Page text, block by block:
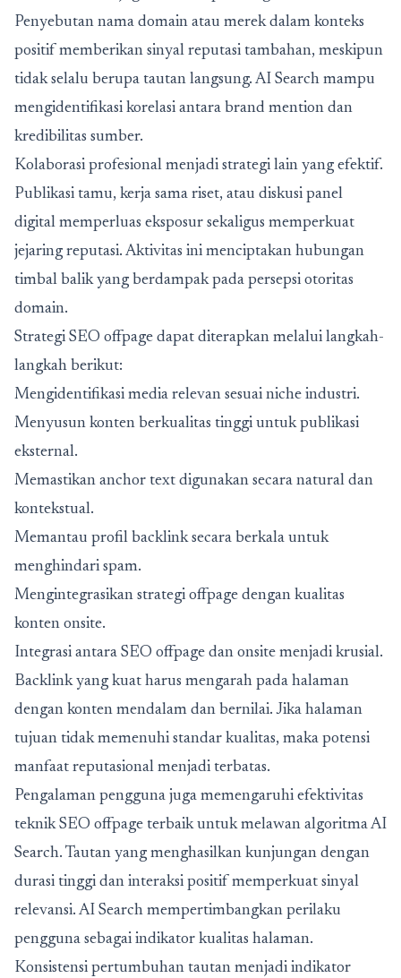
Penyebutan nama domain atau merek dalam konteks
positif memberikan sinyal reputasi tambahan, meskipun
tidak selalu berupa tautan langsung. AI Search mampu
mengidentifikasi korelasi antara brand mention dan
kredibilitas sumber.
Kolaborasi profesional menjadi strategi lain yang efektif.
Publikasi tamu, kerja sama riset, atau diskusi panel
digital memperluas eksposur sekaligus memperkuat
jejaring reputasi. Aktivitas ini menciptakan hubungan
timbal balik yang berdampak pada persepsi otoritas
domain.
Strategi SEO offpage dapat diterapkan melalui langkah-
langkah berikut:
Mengidentifikasi media relevan sesuai niche industri.
Menyusun konten berkualitas tinggi untuk publikasi
eksternal.
Memastikan anchor text digunakan secara natural dan
kontekstual.
Memantau profil backlink secara berkala untuk
menghindari spam.
Mengintegrasikan strategi offpage dengan kualitas
konten onsite.
Integrasi antara SEO offpage dan onsite menjadi krusial.
Backlink yang kuat harus mengarah pada halaman
dengan konten mendalam dan bernilai. Jika halaman
tujuan tidak memenuhi standar kualitas, maka potensi
manfaat reputasional menjadi terbatas.
Pengalaman pengguna juga memengaruhi efektivitas
teknik SEO offpage terbaik untuk melawan algoritma AI
Search. Tautan yang menghasilkan kunjungan dengan
durasi tinggi dan interaksi positif memperkuat sinyal
relevansi. AI Search mempertimbangkan perilaku
pengguna sebagai indikator kualitas halaman.
Konsistensi pertumbuhan tautan menjadi indikator